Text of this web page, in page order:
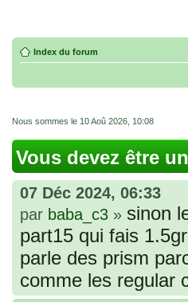
Index du forum
Nous sommes le 10 Aoû 2026, 10:08
Vous devez être
07 Déc 2024, 06:33
par baba_c3 » sinon
part15 qui fais
parle des prism
comme les regular